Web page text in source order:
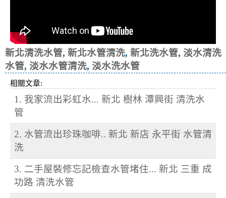
新北清洗水管, 新北水管清洗, 新北洗水管, 淡水清洗
水管, 淡水水管清洗, 淡水洗水管
相關文章:
1. 我家流出彩虹水... 新北 樹林 潭興街 清洗水
管
2. 水管流出珍珠咖啡.. 新北 新店 永平街 水管清
洗
3. 二手屋裝修忘記檢查水管堵住... 新北 三重 成
功路 清洗水管